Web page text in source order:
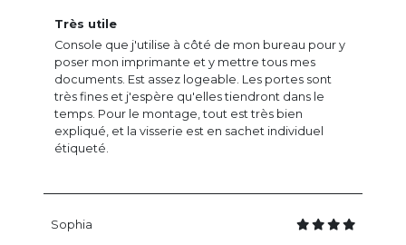
Très utile
Console que j'utilise à côté de mon bureau pour y
poser mon imprimante et y mettre tous mes
documents. Est assez logeable. Les portes sont
très fines et j'espère qu'elles tiendront dans le
temps. Pour le montage, tout est très bien
expliqué, et la visserie est en sachet individuel
étiqueté.
Sophia